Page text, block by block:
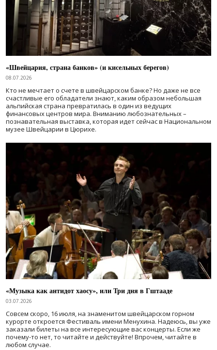
«Швейцария, страна банков» (и кисельных берегов)
08.07.2026
Кто не мечтает о счете в швейцарском банке? Но даже не все
счастливые его обладатели знают, каким образом небольшая
альпийская страна превратилась в один из ведущих
финансовых центров мира. Вниманию любознательных –
познавательная выставка, которая идет сейчас в Национальном
музее Швейцарии в Цюрихе.
«Музыка как антидот хаосу», или Три дня в Гштааде
03.07.2026
Совсем скоро, 16 июля, на знаменитом швейцарском горном
курорте откроется Фестиваль имени Менухина. Надеюсь, вы уже
заказали билеты на все интересующие вас концерты. Если же
почему-то нет, то читайте и действуйте! Впрочем, читайте в
любом случае.